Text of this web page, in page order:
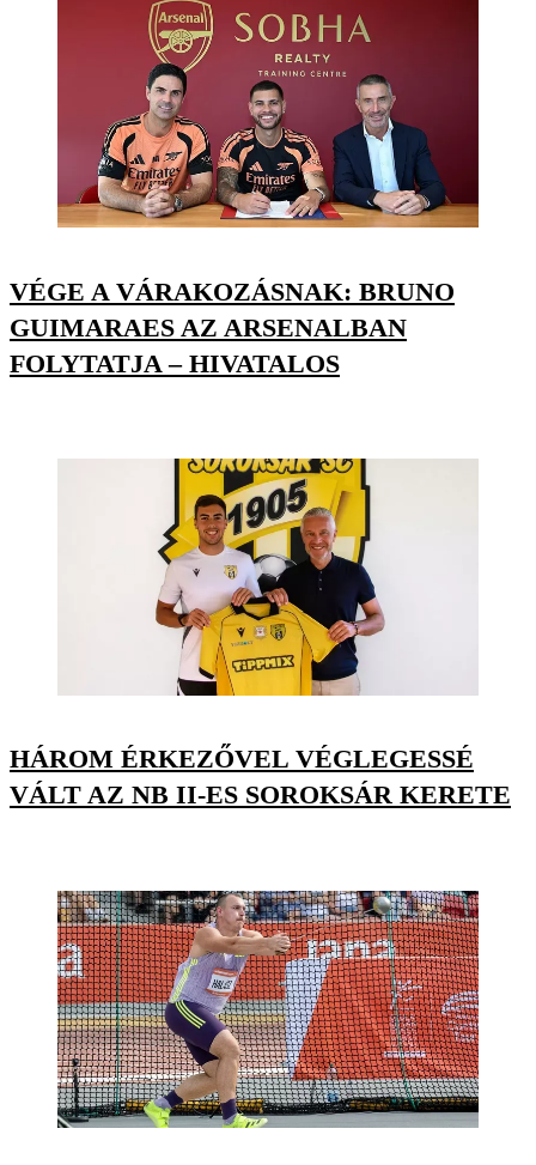
VÉGE A VÁRAKOZÁSNAK: BRUNO
GUIMARAES AZ ARSENALBAN
FOLYTATJA – HIVATALOS
HÁROM ÉRKEZŐVEL VÉGLEGESSÉ
VÁLT AZ NB II-ES SOROKSÁR KERETE